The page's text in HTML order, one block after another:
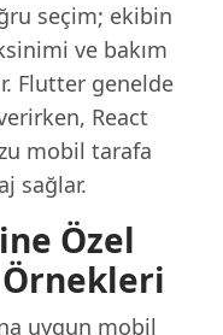
seçim; ekibin
ve bakım
Flutter genelde
React
mobil tarafa
sağlar.
Özel
uygun mobil